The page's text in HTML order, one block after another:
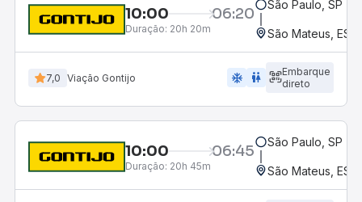
10:00 06:20
Duração: 20h 20m
São Paulo, SP -
São Mateus, ES
7,0 Viação Gontijo ac_unit wc
Embarque
direto
10:00 06:45
Duração: 20h 45m
São Paulo, SP -
São Mateus, ES -